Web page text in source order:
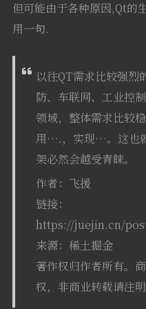
但可能由于各种原因,Qt的
用一句.
以往QT需求比较强烈
防、车联网、工业控
领域，整体需求比较
用….，实现…。这也
架必然会越受青睐。
作者：飞援
链接：
https://juejin.cn/
来源：稀土掘金
著作权归作者所有。
权，非商业转载请注明